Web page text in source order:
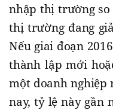
nhập thị trường
thị trường đang
Nếu giai đoạn
thành lập mới
một doanh
nay, tỷ lệ này gần